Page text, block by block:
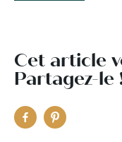
Cet article
Partagez-le